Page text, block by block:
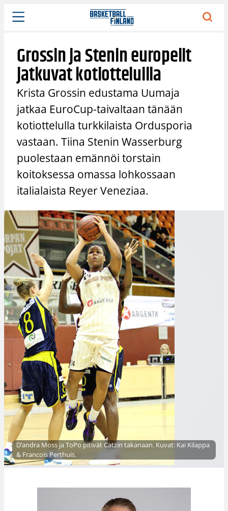
Siirry
sisältöön
Grossin ja Stenin europelit
jatkuvat kotiotteluilla
Krista Grossin edustama Uumaja
jatkaa EuroCup-taivaltaan tänään
kotiottelulla turkkilaista Ordusporia
vastaan. Tiina Stenin Wasserburg
puolestaan emännöi torstain
koitoksessa omassa lohkossaan
italialaista Reyer Veneziaa.
D’andra Moss ja ToPo pitivät Catzin takanaan. Kuvat: Kai Kilappa
& Francois Perthuis.